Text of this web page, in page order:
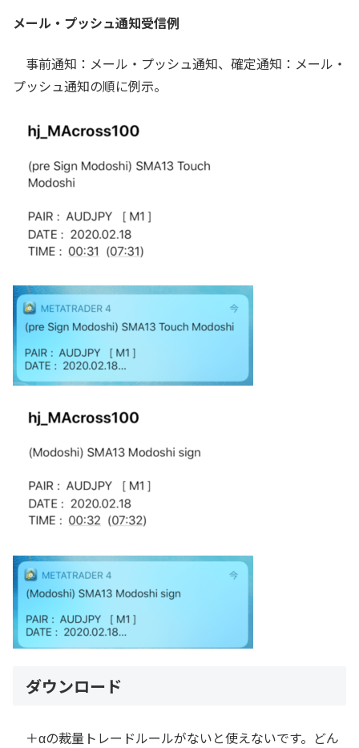
メール・プッシュ通知受信例
事前通知：メール・プッシュ通知、確定通知：メール・
プッシュ通知の順に例示。
ダウンロード
＋αの裁量トレードルールがないと使えないです。どん